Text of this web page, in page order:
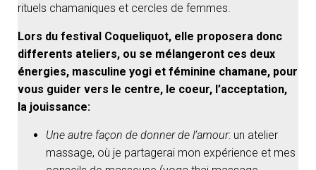
rituels chamaniques et cercles de femmes.
Lors du festival Coqueliquot, elle proposera donc
differents ateliers, ou se mélangeront ces deux
énergies, masculine yogi et féminine chamane, pour
vous guider vers le centre, le coeur, l’acceptation,
la jouissance:
Une autre façon de donner de l’amour: un atelier
massage, où je partagerai mon expérience et mes